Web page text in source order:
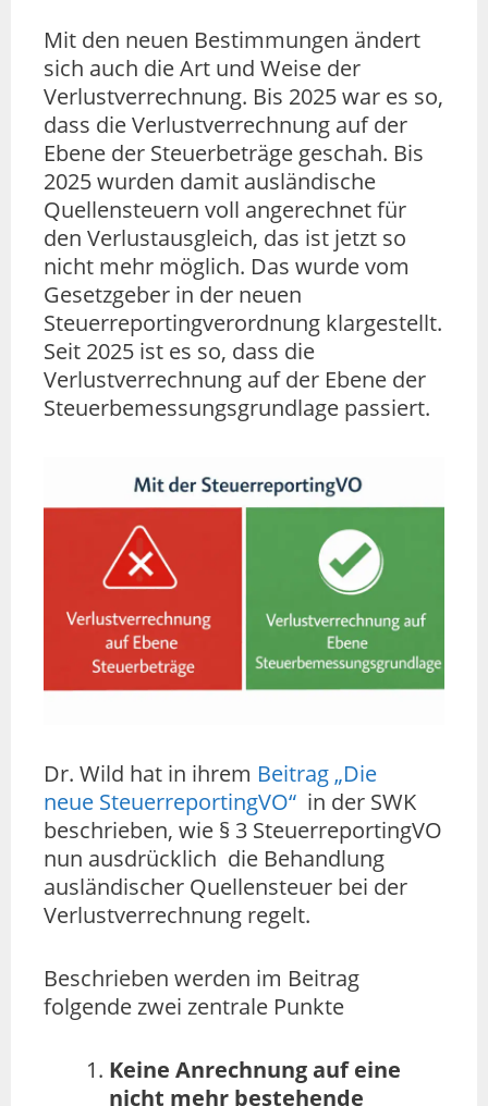
Mit den neuen Bestimmungen ändert
sich auch die Art und Weise der
Verlustverrechnung. Bis 2025 war es so,
dass die Verlustverrechnung auf der
Ebene der Steuerbeträge geschah. Bis
2025 wurden damit ausländische
Quellensteuern voll angerechnet für
den Verlustausgleich, das ist jetzt so
nicht mehr möglich. Das wurde vom
Gesetzgeber in der neuen
Steuerreportingverordnung klargestellt.
Seit 2025 ist es so, dass die
Verlustverrechnung auf der Ebene der
Steuerbemessungsgrundlage passiert.
Dr. Wild hat in ihrem Beitrag „Die
neue SteuerreportingVO“ in der SWK
beschrieben, wie § 3 SteuerreportingVO
nun ausdrücklich die Behandlung
ausländischer Quellensteuer bei der
Verlustverrechnung regelt.
Beschrieben werden im Beitrag
folgende zwei zentrale Punkte
Keine Anrechnung auf eine
nicht mehr bestehende